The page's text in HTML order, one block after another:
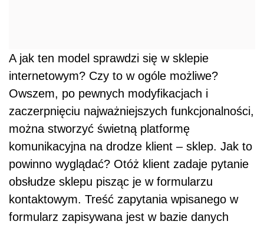
A jak ten model sprawdzi się w sklepie
internetowym? Czy to w ogóle możliwe?
Owszem, po pewnych modyfikacjach i
zaczerpnięciu najważniejszych funkcjonalności,
można stworzyć świetną platformę
komunikacyjna na drodze klient – sklep. Jak to
powinno wyglądać? Otóż klient zadaje pytanie
obsłudze sklepu pisząc je w formularzu
kontaktowym. Treść zapytania wpisanego w
formularz zapisywana jest w bazie danych